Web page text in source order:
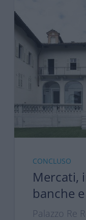
CONCLUSO
Mercati,
banche
nuova
Palazzo Re